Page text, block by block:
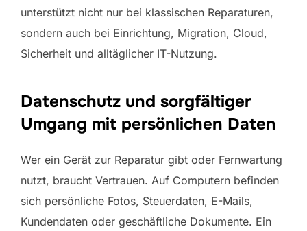
unterstützt nicht nur bei klassischen Reparaturen,
sondern auch bei Einrichtung, Migration, Cloud,
Sicherheit und alltäglicher IT-Nutzung.
Datenschutz und sorgfältiger
Umgang mit persönlichen Daten
Wer ein Gerät zur Reparatur gibt oder Fernwartung
nutzt, braucht Vertrauen. Auf Computern befinden
sich persönliche Fotos, Steuerdaten, E-Mails,
Kundendaten oder geschäftliche Dokumente. Ein